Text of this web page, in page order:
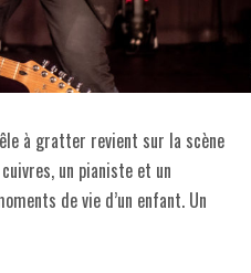
à gratter revient sur la scène
un pianiste et un
de vie d’un enfant. Un